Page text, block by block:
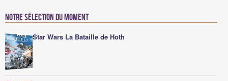
Notre sélection du moment
Star Wars La Bataille de Hoth